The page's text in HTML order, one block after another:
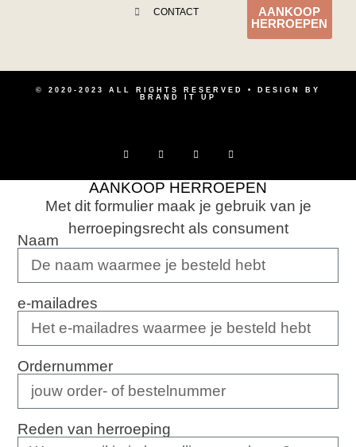
CONTACT
AANKOOP
HERROEPEN
© 2020-2023 ALL RIGHTS RESERVED • DESIGN BY
BRAND IT UP
AANKOOP HERROEPEN
Met dit formulier maak je gebruik van je
herroepingsrecht als consument
Naam
e-mailadres
Ordernummer
Reden van herroeping